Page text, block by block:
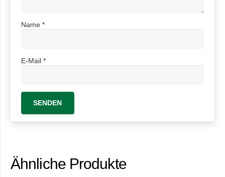
Name *
E-Mail *
Ähnliche Produkte